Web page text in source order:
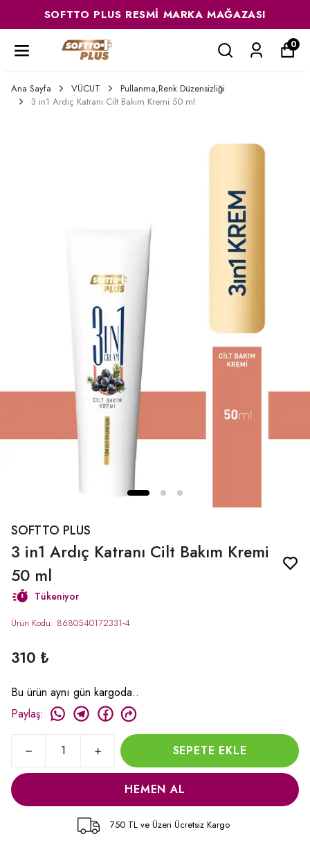
SOFTTO PLUS RESMI MARKA MAĞAZASI
0
Ana Sayfa VÜCUT
Pullanma,Renk Düzensizliği
3 in1 Ardıç Katranı Cilt Bakım Kremi 50 ml
SOFTTO PLUS
3 in1 Ardıç Katranı Cilt Bakım Kremi
50 ml
Tükeniyor
Ürün Kodu: 8680540172331-4
310 ₺
Bu ürün aynı gün kargoda..
Paylaş:
SEPETE EKLE
HEMEN AL
750 TL ve Üzeri Ücretsiz Kargo